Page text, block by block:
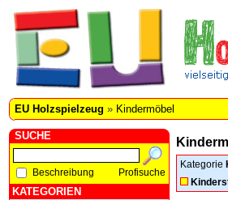
EU Holzspielzeug » Kindermöbel
SUCHE
Beschreibung Profisuche
KATEGORIEN
Kategorie